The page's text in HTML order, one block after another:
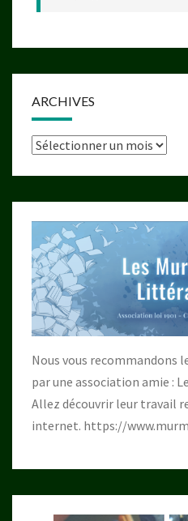
ARCHIVES
Archives
Nous vous recommandons
par une association amie :
Allez découvrir leur travail
internet. https://